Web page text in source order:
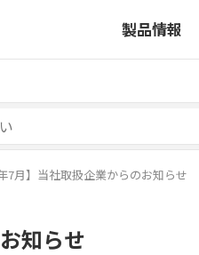
製品情報
から探す
ションサイト
象製品一覧
コラム
から探す
象製品一覧
コラム
年7月】当社取扱企業からのお知らせ
知らせ